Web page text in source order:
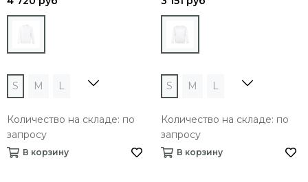
S M L
Количество на складе: по
запросу
В корзину
S M L
Количество на складе: по
запросу
В корзину